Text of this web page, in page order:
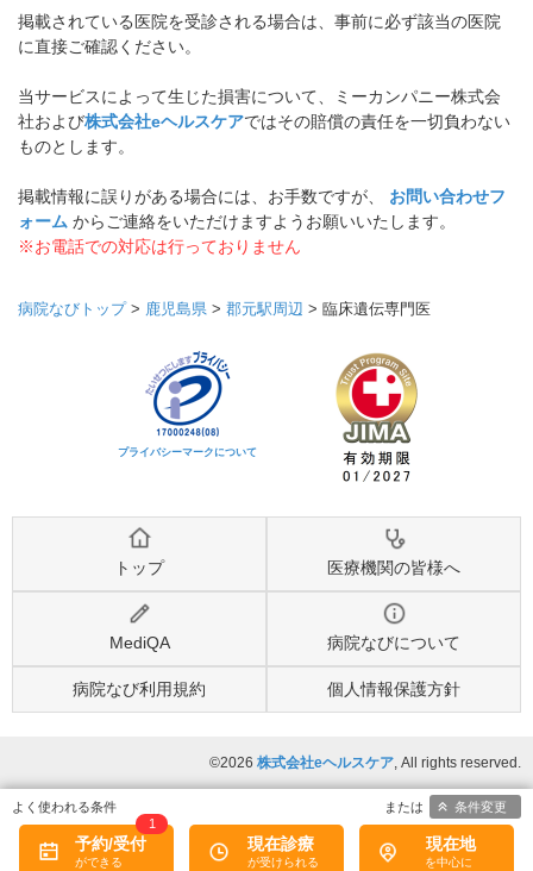
掲載されている医院を受診される場合は、事前に必ず該当の医院
に直接ご確認ください。
当サービスによって生じた損害について、ミーカンパニー株式会
社および株式会社eヘルスケアではその賠償の責任を一切負わない
ものとします。
掲載情報に誤りがある場合には、お手数ですが、 お問い合わせフ
ォーム からご連絡をいただけますようお願いいたします。
※お電話での対応は行っておりません
病院なびトップ> 鹿児島県 > 郡元駅周辺 > 臨床遺伝専門医
プライバシーマークについて
トップ 医療機関の皆様へ
MediQA 病院なびについて
病院なび利用規約 個人情報保護方針
©2026 株式会社eヘルスケア, All rights reserved.
予約/受付
1
現在診療 現在地
条件変更